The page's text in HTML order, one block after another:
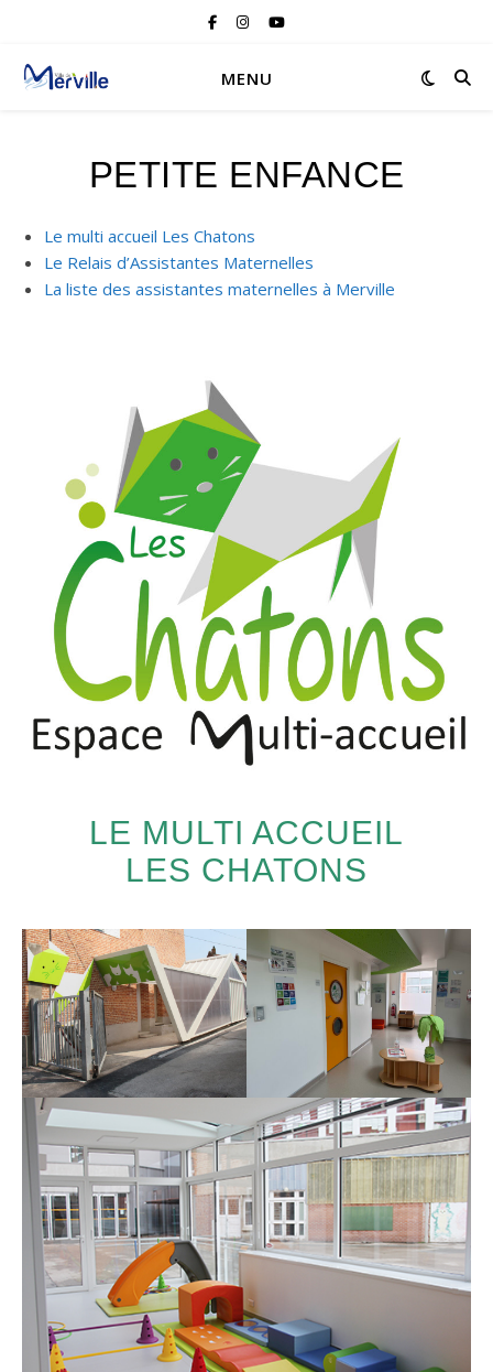
MENU
PETITE ENFANCE
Le multi accueil Les Chatons
Le Relais d’Assistantes Maternelles
La liste des assistantes maternelles à Merville
LE MULTI ACCUEIL
LES CHATONS